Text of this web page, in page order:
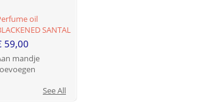
oil
SANTAL
59,00
mandje
See All